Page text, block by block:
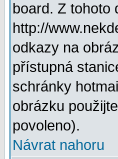
board. Z tohoto
http://
odkazy na
přístupná
schránky
obrázku
povoleno).
Návrat nahoru